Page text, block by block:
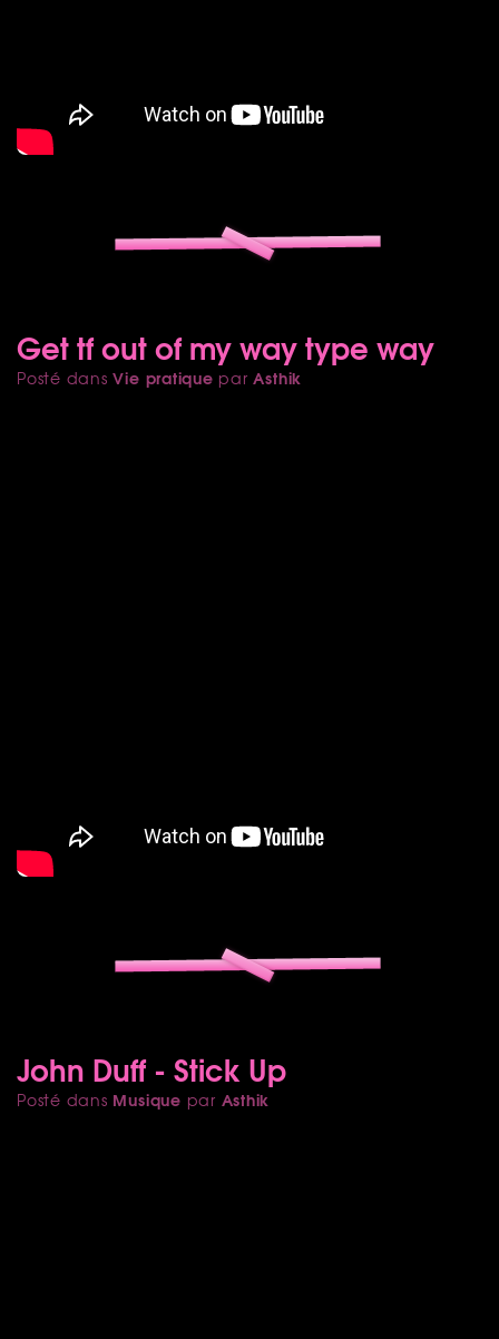
Get tf out of my way type way
Posté dansVie pratique parAsthik
John Duff - Stick Up
Posté dans Musique par Asthik